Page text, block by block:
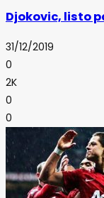
Djokovic, listo
31/12/2019
0
2K
0
0